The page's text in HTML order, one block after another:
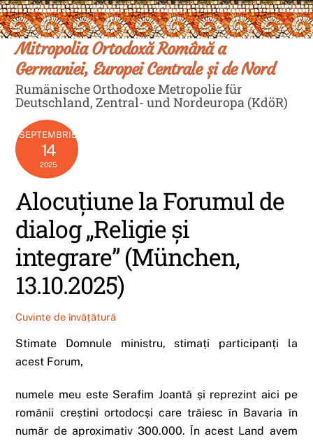
Skip
to
content
Mitropolia Ortodoxă Română a
Germaniei, Europei Centrale și de Nord
Rumänische Orthodoxe Metropolie für
Deutschland, Zentral- und Nordeuropa (KdöR)
SEPTEMBRIE
14
2025
Alocuțiune la Forumul de
dialog „Religie și
integrare” (München,
13.10.2025)
Cuvinte de învățătură
Stimate Domnule ministru, stimați participanți la
acest Forum,
numele meu este Serafim Joantă și reprezint aici pe
românii creștini ortodocși care trăiesc în Bavaria în
număr de aproximativ 300.000. În acest Land avem